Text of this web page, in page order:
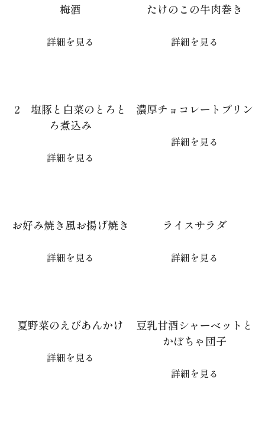
梅酒
詳細を見る
たけのこの牛肉巻き
詳細を見る
2 塩豚と白菜のとろと
ろ煮込み
詳細を見る
濃厚チョコレートプリン
詳細を見る
お好み焼き風お揚げ焼き
詳細を見る
ライスサラダ
詳細を見る
夏野菜のえびあんかけ
詳細を見る
豆乳甘酒シャーベットと
かぼちゃ団子
詳細を見る